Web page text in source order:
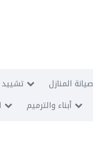
تشييد صيانة المنازل
أبناء والترميم